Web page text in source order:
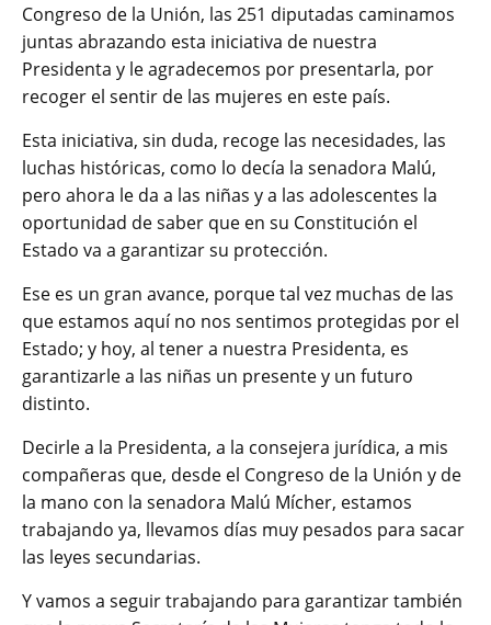
Congreso de la Unión, las 251 diputadas caminamos
juntas abrazando esta iniciativa de nuestra
Presidenta y le agradecemos por presentarla, por
recoger el sentir de las mujeres en este país.
Esta iniciativa, sin duda, recoge las necesidades, las
luchas históricas, como lo decía la senadora Malú,
pero ahora le da a las niñas y a las adolescentes la
oportunidad de saber que en su Constitución el
Estado va a garantizar su protección.
Ese es un gran avance, porque tal vez muchas de las
que estamos aquí no nos sentimos protegidas por el
Estado; y hoy, al tener a nuestra Presidenta, es
garantizarle a las niñas un presente y un futuro
distinto.
Decirle a la Presidenta, a la consejera jurídica, a mis
compañeras que, desde el Congreso de la Unión y de
la mano con la senadora Malú Mícher, estamos
trabajando ya, llevamos días muy pesados para sacar
las leyes secundarias.
Y vamos a seguir trabajando para garantizar también